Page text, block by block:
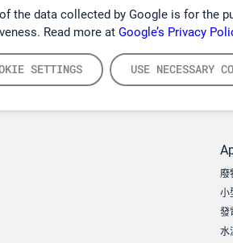
the data collected by Google is for the
Read more at Google’s Privacy
SETTINGS USE NECESSARY
廢
小
發
水